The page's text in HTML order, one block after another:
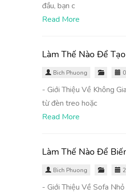
đầu, bạn c
Read More
Làm Thế Nào Để
Bich Phuong
- Giới Thiệu Về Không
từ đèn treo hoặc
Read More
Làm Thế Nào Để
Bich Phuong
- Giới Thiệu Về Sofa